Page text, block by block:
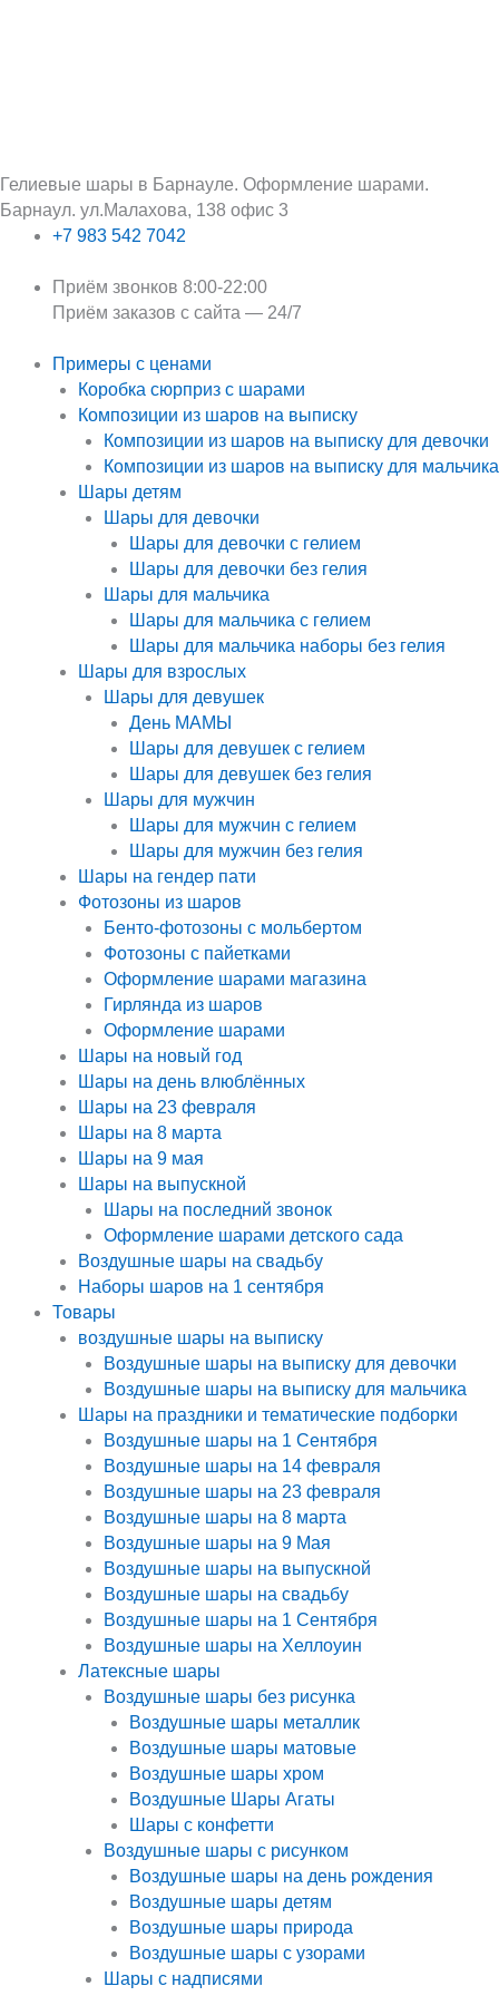
Гелиевые шары в Барнауле. Оформление шарами.
Барнаул. ул.Малахова, 138 офис 3
+7 983 542 7042
Приём звонков 8:00-22:00
Приём заказов с сайта — 24/7
Примеры с ценами
Коробка сюрприз с шарами
Композиции из шаров на выписку
Композиции из шаров на выписку для девочки
Композиции из шаров на выписку для мальчика
Шары детям
Шары для девочки
Шары для девочки с гелием
Шары для девочки без гелия
Шары для мальчика
Шары для мальчика с гелием
Шары для мальчика наборы без гелия
Шары для взрослых
Шары для девушек
День МАМЫ
Шары для девушек с гелием
Шары для девушек без гелия
Шары для мужчин
Шары для мужчин с гелием
Шары для мужчин без гелия
Шары на гендер пати
Фотозоны из шаров
Бенто-фотозоны с мольбертом
Фотозоны с пайетками
Оформление шарами магазина
Гирлянда из шаров
Оформление шарами
Шары на новый год
Шары на день влюблённых
Шары на 23 февраля
Шары на 8 марта
Шары на 9 мая
Шары на выпускной
Шары на последний звонок
Оформление шарами детского сада
Воздушные шары на свадьбу
Наборы шаров на 1 сентября
Товары
воздушные шары на выписку
Воздушные шары на выписку для девочки
Воздушные шары на выписку для мальчика
Шары на праздники и тематические подборки
Воздушные шары на 1 Сентября
Воздушные шары на 14 февраля
Воздушные шары на 23 февраля
Воздушные шары на 8 марта
Воздушные шары на 9 Мая
Воздушные шары на выпускной
Воздушные шары на свадьбу
Воздушные шары на 1 Сентября
Воздушные шары на Хеллоуин
Латексные шары
Воздушные шары без рисунка
Воздушные шары металлик
Воздушные шары матовые
Воздушные шары хром
Воздушные Шары Агаты
Шары с конфетти
Воздушные шары с рисунком
Воздушные шары на день рождения
Воздушные шары детям
Воздушные шары природа
Воздушные шары с узорами
Шары с надписями